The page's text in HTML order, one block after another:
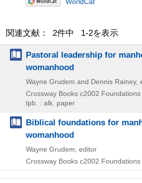
関連文献： 2件中 1-2を表示
Pastoral leadership for
womanhood
Wayne Grudem and Dennis Rainey,
Crossway Books c2002
tpb. : alk. paper
Biblical foundations for
womanhood
Wayne Grudem, editor
Crossway Books c2002